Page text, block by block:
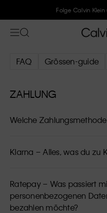
Folge Calvin
FAQ Grössen-guide
ZAHLUNG
Welche
Klarna – Alles, was du zu
Ratepay – Was passiert
personenbezogenen
bezahlen möchte?